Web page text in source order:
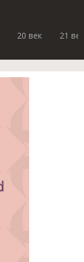
20 век 21 век